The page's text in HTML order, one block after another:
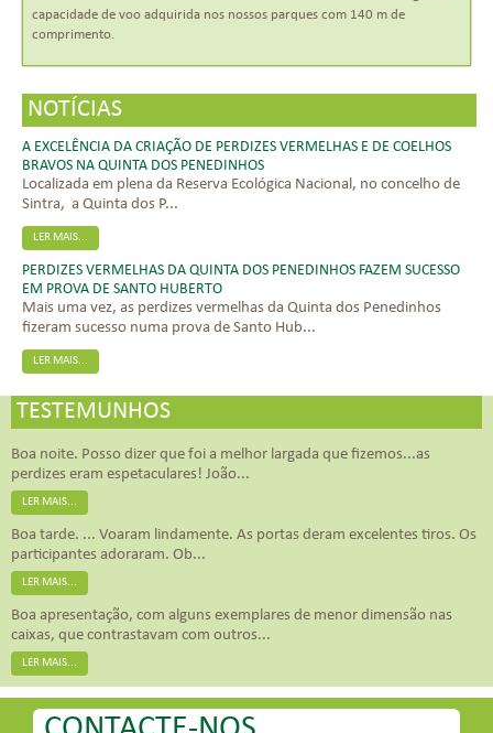
capacidade de voo adquirida nos nossos parques com 140 m de
comprimento.
NOTÍCIAS
A EXCELÊNCIA DA CRIAÇÃO DE PERDIZES VERMELHAS E DE COELHOS
BRAVOS NA QUINTA DOS PENEDINHOS
Localizada em plena da Reserva Ecológica Nacional, no concelho de
Sintra, a Quinta dos P...
LER MAIS...
PERDIZES VERMELHAS DA QUINTA DOS PENEDINHOS FAZEM SUCESSO
EM PROVA DE SANTO HUBERTO
Mais uma vez, as perdizes vermelhas da Quinta dos Penedinhos
fizeram sucesso numa prova de Santo Hub...
LER MAIS...
TESTEMUNHOS
Boa noite. Posso dizer que foi a melhor largada que fizemos...as
perdizes eram espetaculares! João...
LER MAIS...
Boa tarde. ... Voaram lindamente. As portas deram excelentes tiros. Os
participantes adoraram. Ob...
LER MAIS...
Boa apresentação, com alguns exemplares de menor dimensão nas
caixas, que contrastavam com outros...
LER MAIS...